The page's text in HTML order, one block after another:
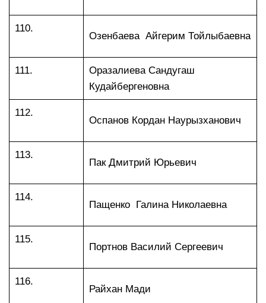
110.
Озенбаева Айгерим Тойлыбаевна
111.
Оразалиева Сандугаш
Кудайбергеновна
112.
Оспанов Кордан Наурызханович
113.
Пак Дмитрий Юрьевич
114.
Пащенко Галина Николаевна
115.
Портнов Василий Сергеевич
116.
Райхан Мади